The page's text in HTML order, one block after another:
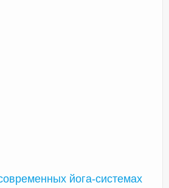
йога-системах